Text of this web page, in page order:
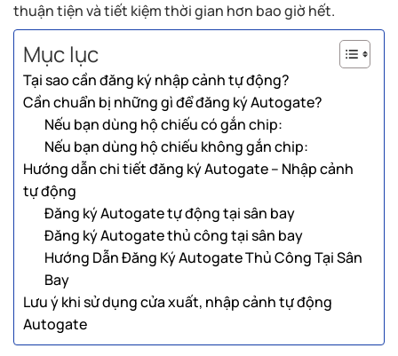
thuận tiện và tiết kiệm thời gian hơn bao giờ hết.
Mục lục
Tại sao cần đăng ký nhập cảnh tự động?
Cần chuẩn bị những gì để đăng ký Autogate?
Nếu bạn dùng hộ chiếu có gắn chip:
Nếu bạn dùng hộ chiếu không gắn chip:
Hướng dẫn chi tiết đăng ký Autogate – Nhập cảnh
tự động
Đăng ký Autogate tự động tại sân bay
Đăng ký Autogate thủ công tại sân bay
Hướng Dẫn Đăng Ký Autogate Thủ Công Tại Sân
Bay
Lưu ý khi sử dụng cửa xuất, nhập cảnh tự động
Autogate